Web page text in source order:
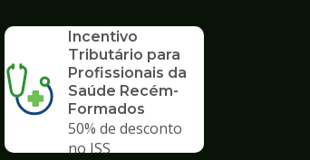
Incentivo
Tributário para
Profissionais da
Saúde Recém-
Formados
50% de desconto
no ISS